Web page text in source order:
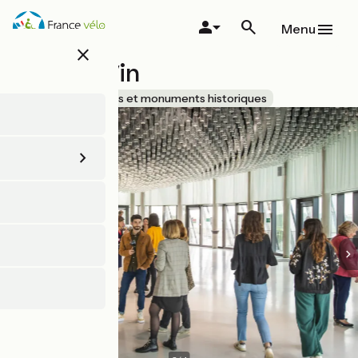
Aller
au
close
Menu
Cité du Vin
Sites et monuments historiques